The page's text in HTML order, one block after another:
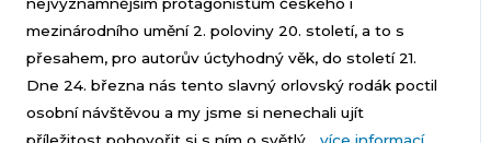
mezinárodního umění 2. poloviny 20. století, a to s
přesahem, pro autorův úctyhodný věk, do století 21.
Dne 24. března nás tento slavný orlovský rodák poctil
osobní návštěvou a my jsme si nenechali ujít